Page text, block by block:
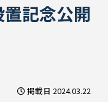
記念公開
掲載日 2024.03.22